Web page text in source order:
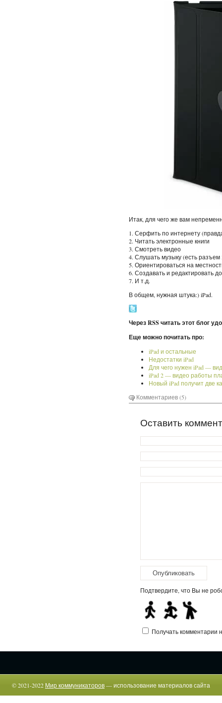
Итак, для чего же вам
1. Серфить по интернету
2. Читать электронные книги
3. Смотреть видео
4. Слушать музыку (есть разъем
5. Ориентироваться на
6. Создавать и редактировать
7. И т.д.
В общем, нужная штука:) iPad.
Через RSS читать этот блог
Еще можно почитать про:
iPad и остальные
Недостатки iPad
Для чего нужен iPad —
iPad 2 — видео работы
Новый iPad получит две
Комментариев (5)
Оставить
Подтвердите, что Вы не
Получать комментарии
© 2021-2022 Мир коммуникаторов— использование материалов сайта